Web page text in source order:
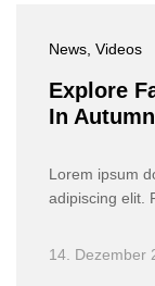
News , Videos
Explore
In
Lorem ipsum
adipiscing elit.
14. Dezember